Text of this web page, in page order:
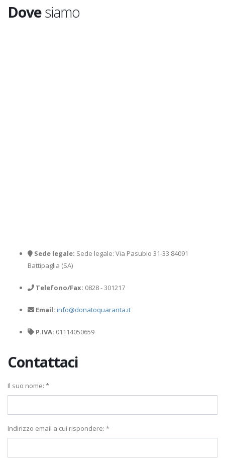
Dovesiamo
Sede legale: Sede legale: Via Pasubio 31-33 84091
Battipaglia (SA)
Telefono/Fax: 0828 - 301217
Email: info@donatoquaranta.it
P.IVA: 01114050659
Contattaci
Il suo nome: *
Indirizzo email a cui rispondere: *